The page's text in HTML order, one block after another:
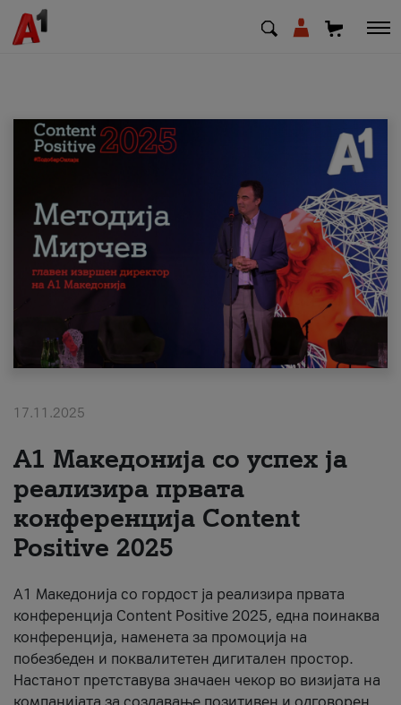
МК EN
Приватни Деловни
Поддршка
Надополни кредит
#ПодобарОнлајн
17.11.2025
А1 Македонија со успех ја
реализира првата
конференција Content
Positive 2025
А1 Македонија со гордост ја реализира првата
конференција Content Positive 2025, една поинаква
конференција, наменета за промоција на
побезбеден и поквалитетен дигитален простор.
Настанот претставува значаен чекор во визијата на